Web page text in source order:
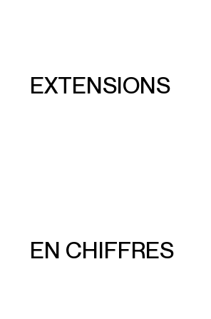
EXTENSIONS
EN CHIFFRES